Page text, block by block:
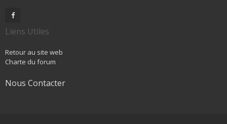
Liens Utiles
Retour au site web
Charte du forum
Nous Contacter